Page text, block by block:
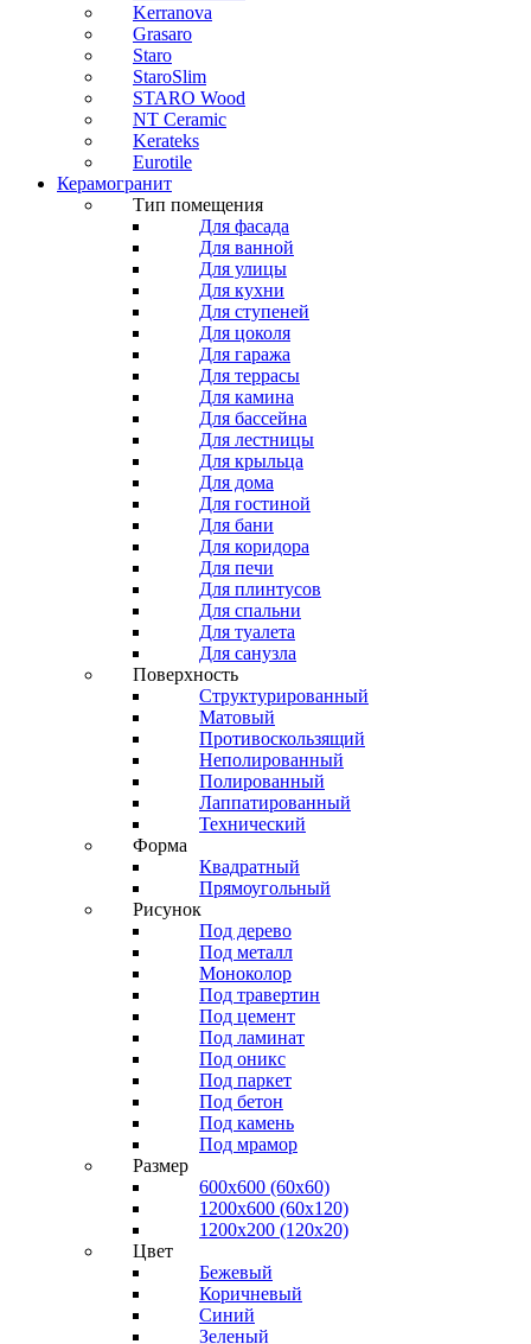
Kerranova
Grasaro
Staro
StaroSlim
STARO Wood
NT Ceramic
Kerateks
Eurotile
Керамогранит
Тип помещения
Для фасада
Для ванной
Для улицы
Для кухни
Для ступеней
Для цоколя
Для гаража
Для террасы
Для камина
Для бассейна
Для лестницы
Для крыльца
Для дома
Для гостиной
Для бани
Для коридора
Для печи
Для плинтусов
Для спальни
Для туалета
Для санузла
Поверхность
Структурированный
Матовый
Противоскользящий
Неполированный
Полированный
Лаппатированный
Технический
Форма
Квадратный
Прямоугольный
Рисунок
Под дерево
Под металл
Моноколор
Под травертин
Под цемент
Под ламинат
Под оникс
Под паркет
Под бетон
Под камень
Под мрамор
Размер
600х600 (60х60)
1200х600 (60х120)
1200х200 (120x20)
Цвет
Бежевый
Коричневый
Синий
Зеленый